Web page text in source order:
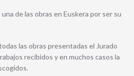
de las obras en Euskera por ser su
las obras presentadas el Jurado
recibidos y en muchos casos la